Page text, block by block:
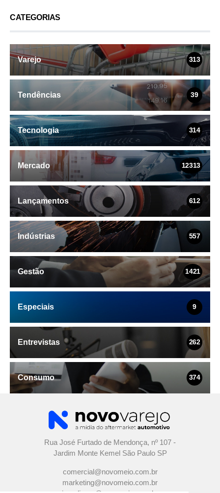
CATEGORIAS
Varejo 313
Tendências 39
Tecnologia 314
Mercado 12313
Lançamentos 612
Indústrias 557
Gestão 1421
Especiais 9
Entrevistas 262
Consumo 374
Rua José Furtado de Mendonça, nº 107 -
Jardim Monte Kemel São Paulo SP
comercial@novomeio.com.br
marketing@novomeio.com.br